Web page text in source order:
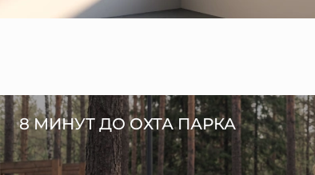
8 МИНУТ ДО ОХТА ПАРКА